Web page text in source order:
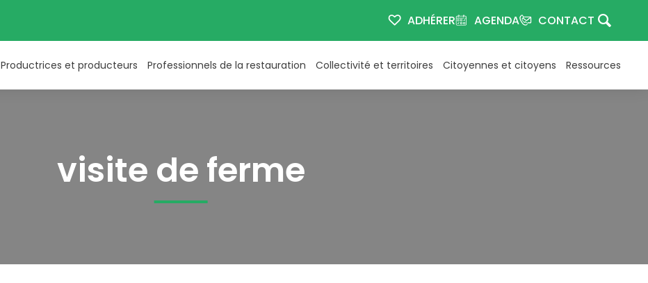
ADHÉRER AGENDA CONTACT
Productrices et producteurs Professionnels de la restauration Collectivité et territoires Citoyennes et citoyens Ressources
visite de ferme